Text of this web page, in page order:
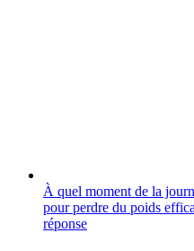
À quel moment de la
pour perdre du poids
réponse